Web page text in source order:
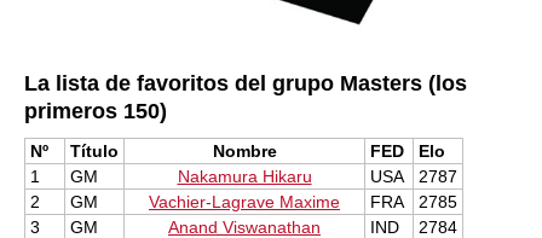
La lista de favoritos del grupo Masters (los
primeros 150)
Nº Título Nombre FED
Elo
1
GM Nakamura Hikaru USA
2787
2
GM Vachier-Lagrave Maxime FRA
2785
3
GM Anand Viswanathan IND
2784